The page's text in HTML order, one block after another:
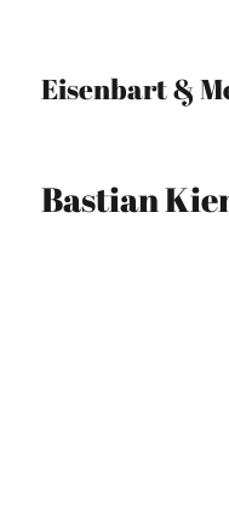
Eisenbart &
Bastian